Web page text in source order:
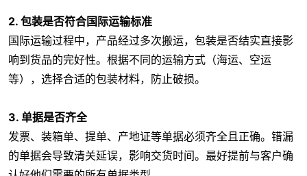
2. 包装是否符合国际运输标准
国际运输过程中，产品经过多次搬运，包装是否结实直接影
响到货品的完好性。根据不同的运输方式（海运、空运
等），选择合适的包装材料，防止破损。
3. 单据是否齐全
发票、装箱单、提单、产地证等单据必须齐全且正确。错漏
的单据会导致清关延误，影响交货时间。最好提前与客户确